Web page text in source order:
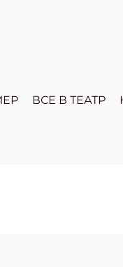
ВСЕ В ТЕАТР